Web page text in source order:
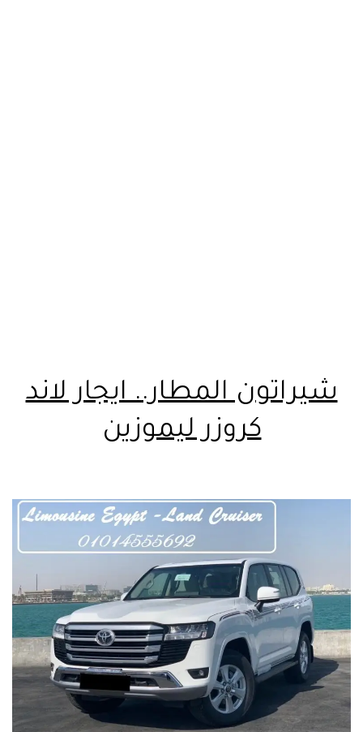
شيراتون المطار.. ايجار لاند
كروزر ليموزين